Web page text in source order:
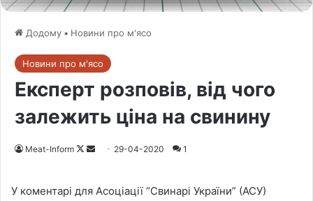
Додому • Новини про м'ясо
Новини про м'ясо
Експерт розповів, від чого
залежить ціна на свинину
Meat-Inform
F
29-04-2020 1
У коментарі для Асоціації “Свинарі України” (АСУ)